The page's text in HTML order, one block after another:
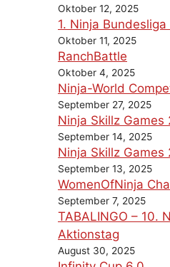
Oktober 12, 2025
1. Ninja
Oktober 11, 2025
RanchBattle
Oktober 4, 2025
Ninja-World
September 27, 2025
Ninja Skillz Games
September 14, 2025
Ninja Skillz Games
September 13, 2025
WomenOfNinja
September 7, 2025
TABALINGO – 10.
Aktionstag
August 30, 2025